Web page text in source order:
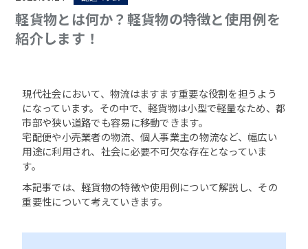
軽貨物とは何か？軽貨物の特徴と使用例を
紹介します！
現代社会において、物流はますます重要な役割を担うよう
になっています。その中で、軽貨物は小型で軽量なため、都
市部や狭い道路でも容易に移動できます。
宅配便や小売業者の物流、個人事業主の物流など、幅広い
用途に利用され、社会に必要不可欠な存在となっていま
す。
本記事では、軽貨物の特徴や使用例について解説し、その
重要性について考えていきます。